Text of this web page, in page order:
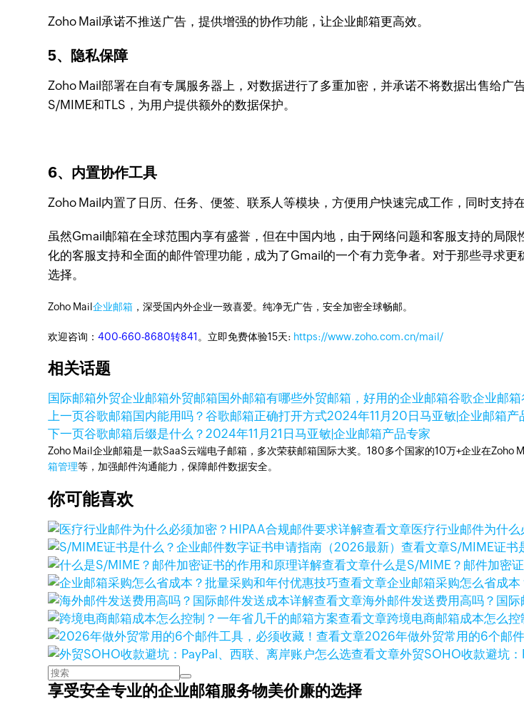
Zoho Mail承诺不推送广告，提供增强的协作功能，让企业邮箱更高效。
5、隐私保障
Zoho Mail部署在自有专属服务器上，对数据进行了多重加密，并承诺不将数据出售给广
S/MIME和TLS，为用户提供额外的数据保护。
6、内置协作工具
Zoho Mail内置了日历、任务、便签、联系人等模块，方便用户快速完成工作，同时支持
虽然Gmail邮箱在全球范围内享有盛誉，但在中国内地，由于网络问题和客服支持的局
化的客服支持和全面的邮件管理功能，成为了Gmail的一个有力竞争者。对于那些寻求
选择。
Zoho Mail企业邮箱 ，深受国内外企业一致喜爱。纯净无广告，安全加密全球畅邮。
欢迎咨询：400-660-8680转841 。立即免费体验15天: https://www.zoho.com.cn/mail/
相关话题
国际邮箱外贸企业邮箱外贸邮箱国外邮箱有哪些外贸邮箱，好用的企业邮箱谷歌企业邮箱
上一页谷歌邮箱国内能用吗？谷歌邮箱正确打开方式2024年11月20日马亚敏|企业邮箱产
下一页谷歌邮箱后缀是什么？2024年11月21日马亚敏|企业邮箱产品专家
Zoho Mail企业邮箱是一款SaaS云端电子邮箱，多次荣获邮箱国际大奖。180多个国家的10万+企业在Zoho
箱管理等，加强邮件沟通能力，保障邮件数据安全。
你可能喜欢
查看文章医疗行业邮件为什
查看文章S/MIME证书
查看文章什么是S/MIME？邮件加密
查看文章企业邮箱采购怎么省成
查看文章海外邮件发送费用高吗？国
查看文章跨境电商邮箱成本怎么
查看文章2026年做外贸常用的6个邮
查看文章外贸SOHO收款避坑
享受安全专业的企业邮箱服务物美价廉的选择